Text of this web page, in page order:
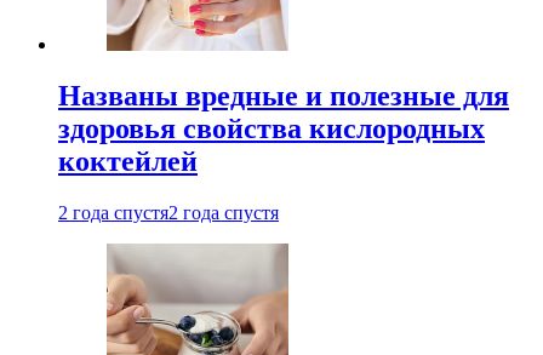
Названы вредные и полезные для
здоровья свойства кислородных
коктейлей
2 года спустя2 года спустя